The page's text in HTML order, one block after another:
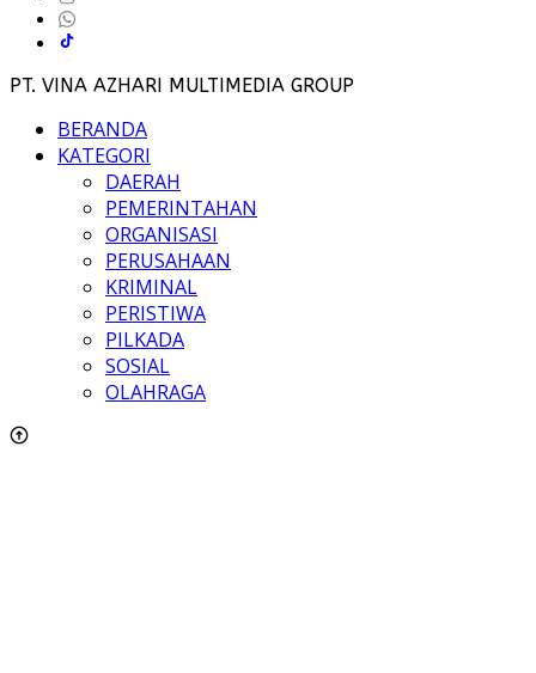
PT. VINA AZHARI MULTIMEDIA GROUP
BERANDA
KATEGORI
DAERAH
PEMERINTAHAN
ORGANISASI
PERUSAHAAN
KRIMINAL
PERISTIWA
PILKADA
SOSIAL
OLAHRAGA